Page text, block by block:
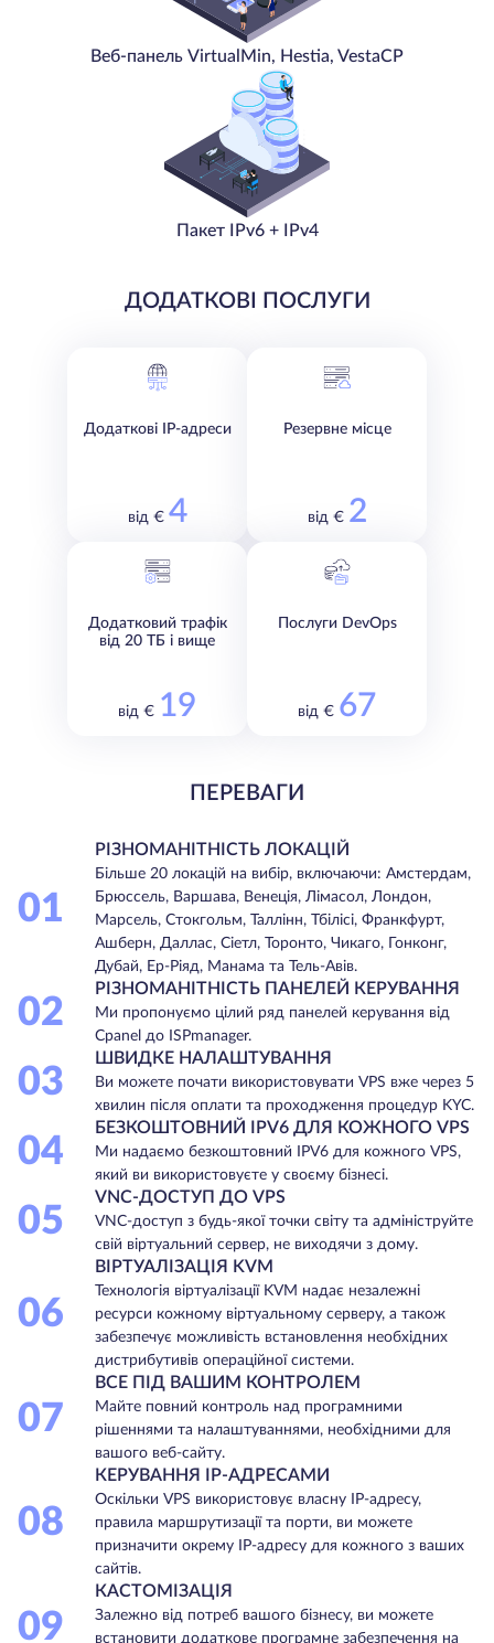
Веб-панель VirtualMin, Hestia, VestaCP
Пакет IPv6 + IPv4
ДОДАТКОВІ ПОСЛУГИ
Додаткові IP-адреси
від € 4
Резервне місце
від € 2
Додатковий трафік
від 20 ТБ і вище
від € 19
Послуги DevOps
від € 67
ПЕРЕВАГИ
01
РІЗНОМАНІТНІСТЬ ЛОКАЦІЙ
Більше 20 локацій на вибір, включаючи: Амстердам,
Брюссель, Варшава, Венеція, Лімасол, Лондон,
Марсель, Стокгольм, Таллінн, Тбілісі, Франкфурт,
Ашберн, Даллас, Сіетл, Торонто, Чикаго, Гонконг,
Дубай, Ер-Ріяд, Манама та Тель-Авів.
02
РІЗНОМАНІТНІСТЬ ПАНЕЛЕЙ КЕРУВАННЯ
Ми пропонуємо цілий ряд панелей керування від
Cpanel до ISPmanager.
03
ШВИДКЕ НАЛАШТУВАННЯ
Ви можете почати використовувати VPS вже через 5
хвилин після оплати та проходження процедур KYC.
04
БЕЗКОШТОВНИЙ IPV6 ДЛЯ КОЖНОГО VPS
Ми надаємо безкоштовний IPV6 для кожного VPS,
який ви використовуєте у своєму бізнесі.
05
VNC-ДОСТУП ДО VPS
VNC-доступ з будь-якої точки світу та адмініструйте
свій віртуальний сервер, не виходячи з дому.
06
ВІРТУАЛІЗАЦІЯ KVM
Технологія віртуалізації KVM надає незалежні
ресурси кожному віртуальному серверу, а також
забезпечує можливість встановлення необхідних
дистрибутивів операційної системи.
07
ВСЕ ПІД ВАШИМ КОНТРОЛЕМ
Майте повний контроль над програмними
рішеннями та налаштуваннями, необхідними для
вашого веб-сайту.
08
КЕРУВАННЯ IP-АДРЕСАМИ
Оскільки VPS використовує власну IP-адресу,
правила маршрутизації та порти, ви можете
призначити окрему IP-адресу для кожного з ваших
сайтів.
09
КАСТОМІЗАЦІЯ
Залежно від потреб вашого бізнесу, ви можете
встановити додаткове програмне забезпечення на